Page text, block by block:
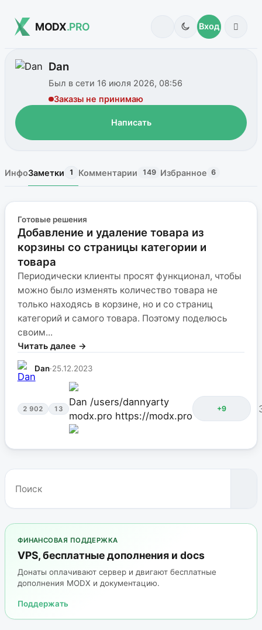
MODX.PRO Вход
Dan
Был в сети 16 июля 2026, 08:56
Заказы не принимаю
Написать
ИнфоЗаметки 1 Комментарии 149 Избранное 6
Готовые решения
Добавление и удаление товара из
корзины со страницы категории и
товара
Периодически клиенты просят функционал, чтобы
можно было изменять количество товара не
только находясь в корзине, но и со страниц
категорий и самого товара. Поэтому поделюсь
своим...
Читать далее →
Dan·25.12.2023
2 902 13
Dan /users/dannyarty
modx.pro https://modx.pro
+9
ФИНАНСОВАЯ ПОДДЕРЖКА
VPS, бесплатные дополнения и docs
Донаты оплачивают сервер и двигают бесплатные
дополнения MODX и документацию.
Поддержать